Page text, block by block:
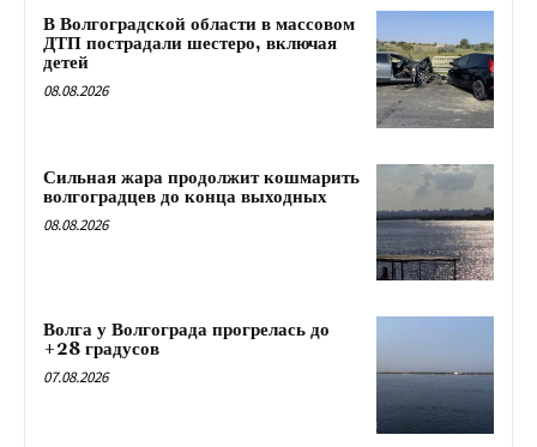
В Волгоградской области в массовом
ДТП пострадали шестеро, включая
детей
08.08.2026
Сильная жара продолжит кошмарить
волгоградцев до конца выходных
08.08.2026
Волга у Волгограда прогрелась до
+28 градусов
07.08.2026